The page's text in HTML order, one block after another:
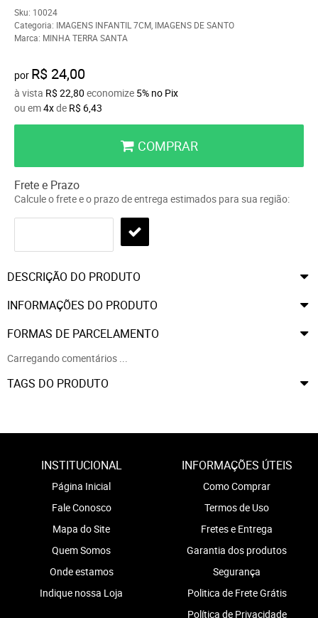
Sku: 10024
Categoria: IMAGENS INFANTIL 7CM IMAGENS DE SANTO
Marca: MINHA TERRA SANTA
por R$ 24,00
à vista R$ 22,80 economize 5% no Pix
ou em4xde R$ 6,43
COMPRAR
Frete e Prazo
Calcule o frete e o prazo de entrega estimados para sua região:
DESCRIÇÃO DO PRODUTO
INFORMAÇÕES DO PRODUTO
FORMAS DE PARCELAMENTO
Carregando comentários ...
TAGS DO PRODUTO
INSTITUCIONAL
Página Inicial
Fale Conosco
Mapa do Site
Quem Somos
Onde estamos
Indique nossa Loja
INFORMAÇÕES ÚTEIS
Como Comprar
Termos de Uso
Fretes e Entrega
Garantia dos produtos
Segurança
Politica de Frete Grátis
Política de Privacidade